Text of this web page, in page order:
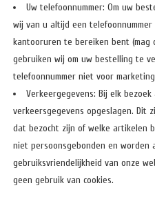
Uw telefoonnummer: Om uw
wij van u altijd een
kantooruren te bereiken bent (mag
gebruiken wij om uw bestelling te
telefoonnummer niet voor
Verkeergegevens: Bij elk
verkeersgegevens opgeslagen. Dit
dat bezocht zijn of welke artikelen
niet persoonsgebonden en worden
gebruiksvriendelijkheid van onze
geen gebruik van cookies.